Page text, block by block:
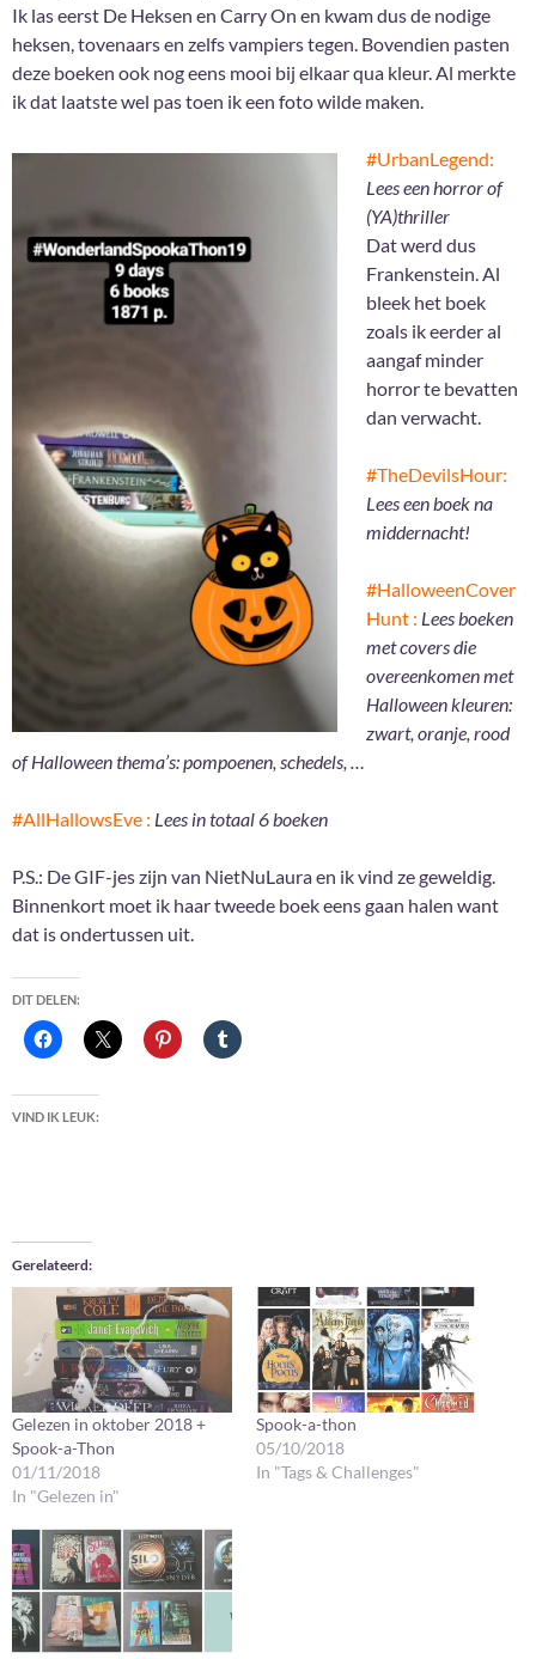
Ik las eerst De Heksen en Carry On en kwam dus de nodige
heksen, tovenaars en zelfs vampiers tegen. Bovendien pasten
deze boeken ook nog eens mooi bij elkaar qua kleur. Al merkte
ik dat laatste wel pas toen ik een foto wilde maken.
#UrbanLegend:
Lees een horror of
(YA)thriller
Dat werd dus
Frankenstein. Al
bleek het boek
zoals ik eerder al
aangaf minder
horror te bevatten
dan verwacht.
#TheDevilsHour:
Lees een boek na
middernacht!
#HalloweenCover
Hunt : Lees boeken
met covers die
overeenkomen met
Halloween kleuren:
zwart, oranje, rood
of Halloween thema’s: pompoenen, schedels, …
#AllHallowsEve : Lees in totaal 6 boeken
P.S.: De GIF-jes zijn van NietNuLaura en ik vind ze geweldig.
Binnenkort moet ik haar tweede boek eens gaan halen want
dat is ondertussen uit.
DIT DELEN:
VIND IK LEUK:
Gerelateerd
Gelezen in oktober 2018 +
Spook-a-Thon
01/11/2018
In "Gelezen in"
Spook-a-thon
05/10/2018
In "Tags & Challenges"